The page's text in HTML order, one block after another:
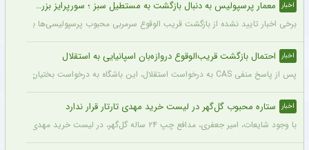
اخبار معمار پرسپولیس به دنبال بازگشت به مستطیل سبز ؛ سورپرایز بزرگ در راه است ؟ + جزئیات
برخی اخبار تایید نشده از بازگشت قریب الوقوع سرمربی محبوب پرسپولیسی‌ها به دنیای
اخبار احتمال بازگشت قریب‌الوقوع دروازه‌بان اسپانیایی به استقلال
پس از پاسخ منفی CAS به درخواست استقلال، این باشگاه به درخواست بختیاری‌زاده قصد دارد قرارداد آنتونیو آدان، دروازه‌بان اسپانیایی فصل گذشته، را تمدید کند.
اخبار ستاره محبوب گل‌گهر در لیست خرید مهدی تارتار قرار ندارد
با وجود شایعات، امیر جعفری، مدافع چپ ۲۴ ساله گل‌گهر، در لیست خرید مهدی تارتار قرار ندارد.